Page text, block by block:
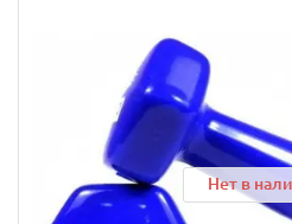
Нет в